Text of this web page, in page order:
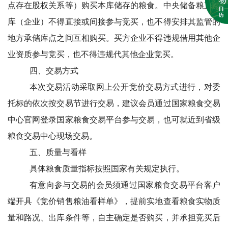
点存在股权关系等）购买本库储存的粮食。中央储备粮直属
库（企业）不得直接或间接参与竞买，也不得安排其监管的
地方承储库点之间互相购买。买方企业不得违规借用其他企
业资质参与竞买，也不得违规代其他企业竞买。
四、交易方式
本次交易活动采取网上公开竞价交易方式进行，对委
托标的依次按交易节进行交易，建议会员通过国家粮食交易
中心官网登录国家粮食交易平台参与交易，也可就近到省级
粮食交易中心现场交易。
五、质量与看样
具体粮食质量指标按照国家有关规定执行。
有意向参与交易的会员须通过国家粮食交易平台客户
端开具《竞价销售粮油看样单》，提前实地查看粮食实物质
量和路况、出库条件等，自主确定是否购买，并承担竞买后